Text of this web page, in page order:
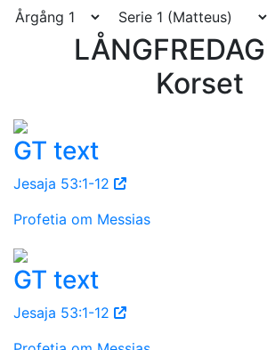
Korset
GT text
Jesaja 53:1-12
Profetia om Messias
GT text
Jesaja 53:1-12